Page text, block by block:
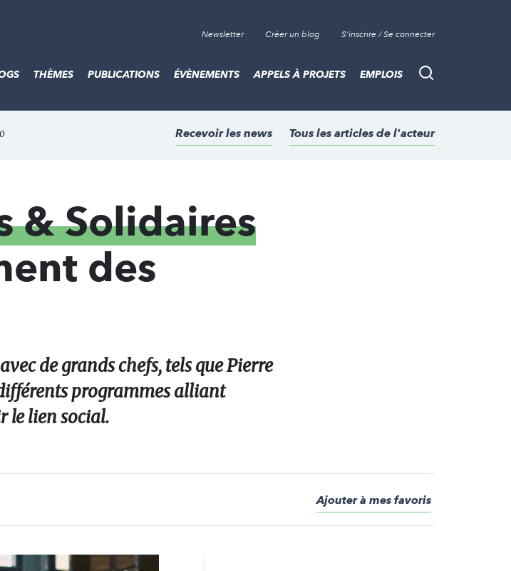
Newsletter Créer un blog S'inscrire / Se connecter
Recherche
THÈMES PUBLICATIONS ÉVÈNEMENTS APPELS À PROJETS EMPLOIS
Recevoir les news Tous les articles de l'acteur
& Solidaires
des
de grands chefs, tels que Pierre
programmes alliant
le lien social.
Ajouter à mes favoris